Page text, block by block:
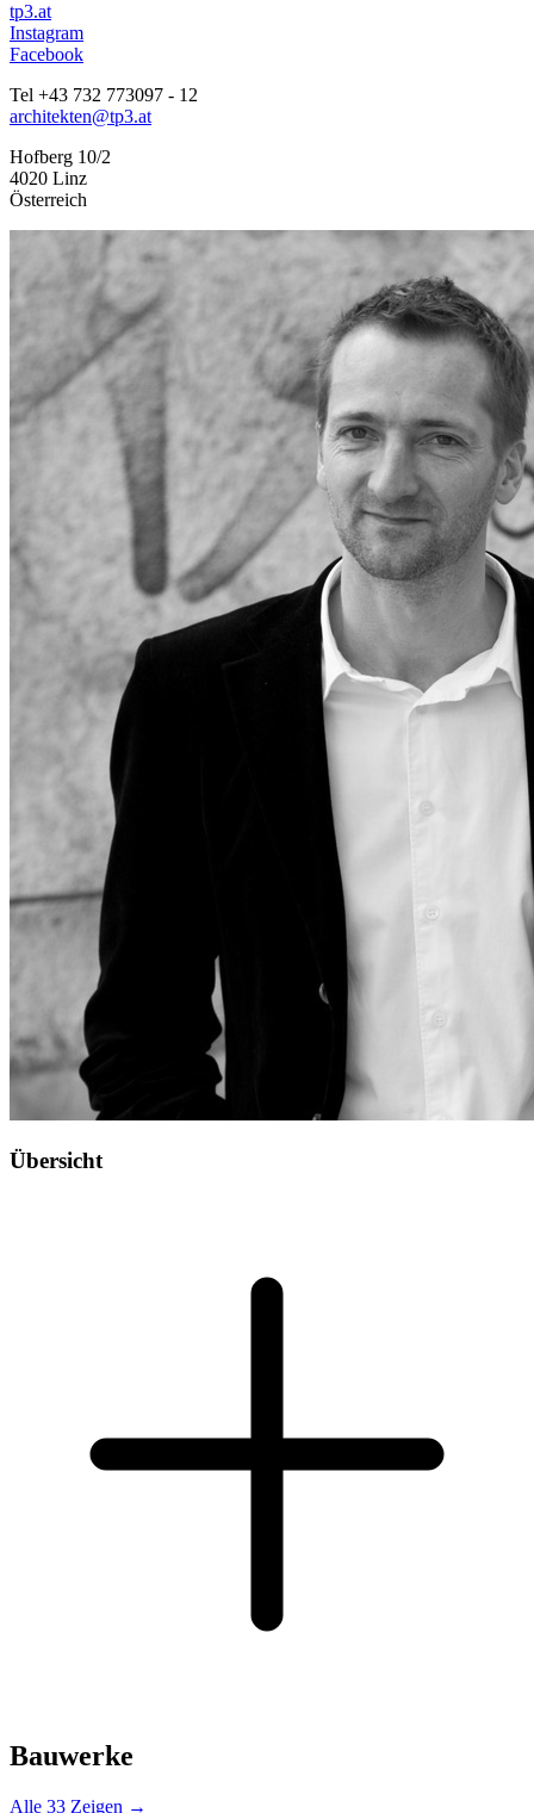
tp3.at
Instagram
Facebook
Tel +43 732 773097 - 12
architekten@tp3.at
Hofberg 10/2
4020 Linz
Österreich
Übersicht
Bauwerke
Alle 33 Zeigen →